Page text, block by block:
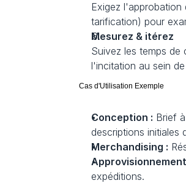
Exigez l'approbation
tarification) pour
Mesurez & itérez
Suivez les temps
l'incitation au sein
Cas d'Utilisation Exemple
Conception : Brief
descriptions initiales
Merchandising :
expéditions.